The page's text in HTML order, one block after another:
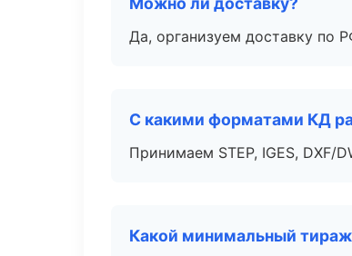
Да, организуем доставку по
С какими форматами КД
Принимаем STEP, IGES, DXF/
Какой минимальный